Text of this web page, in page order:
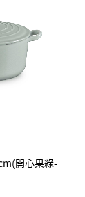
開心果綠-